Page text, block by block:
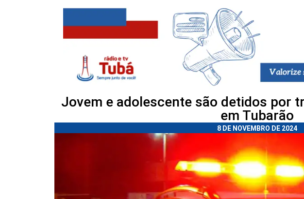
Jovem e adolescente são detidos por
em Tubarão
8 DE NOVEMBRO DE 2024